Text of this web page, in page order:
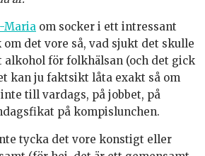
Maria om socker i ett intressant
om det vore så, vad sjukt det skulle
alkohol för folkhälsan (och det gick
kan ju faktsikt låta exakt så om
till vardags, på jobbet, på
på kompislunchen.
tycka det vore konstigt eller